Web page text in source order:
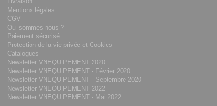
Mentions légales
CGV
Qui sommes nous ?
Paiement sécurisé
Protection de la vie privée et Cookies
Catalogues
Newsletter VNEQUIPEMENT 2020
Newsletter VNEQUIPEMENT - Février 2020
Newsletter VNEQUIPEMENT - Septembre 2020
Newsletter VNEQUIPEMENT 2022
Newsletter VNEQUIPEMENT - Mai 2022